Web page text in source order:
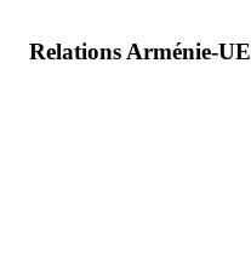
Relations Arménie-UE